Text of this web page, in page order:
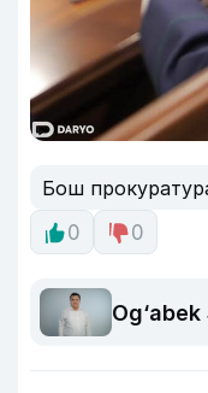
Бош
0
0